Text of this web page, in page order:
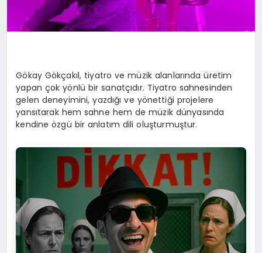
Gökay Gökçakıl, tiyatro ve müzik alanlarında üretim
yapan çok yönlü bir sanatçıdır. Tiyatro sahnesinden
gelen deneyimini, yazdığı ve yönettiği projelere
yansıtarak hem sahne hem de müzik dünyasında
kendine özgü bir anlatım dili oluşturmuştur.